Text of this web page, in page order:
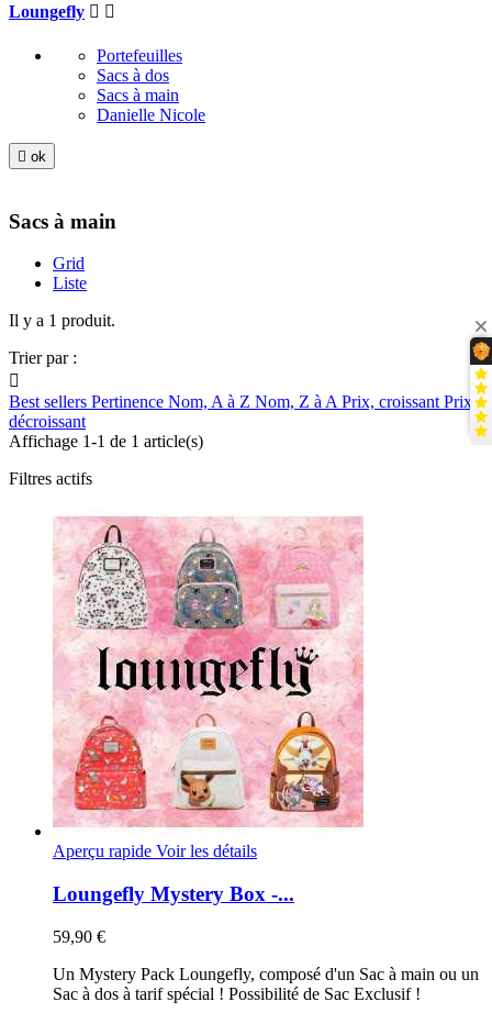
Loungefly  
Portefeuilles
Sacs à dos
Sacs à main
Danielle Nicole
 ok
Sacs à main
Grid
Liste
Il y a 1 produit.
Trier par :

Best sellers Pertinence Nom, A à Z Nom, Z à A Prix, croissant Prix,
décroissant
Affichage 1-1 de 1 article(s)
Filtres actifs
Aperçu rapide Voir les détails
Loungefly Mystery Box -...
59,90 €
Un Mystery Pack Loungefly, composé d'un Sac à main ou un
Sac à dos à tarif spécial ! Possibilité de Sac Exclusif !